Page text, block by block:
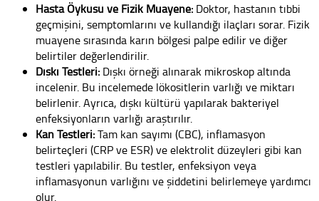
Hasta Öyküsü ve Fizik Muayene: Doktor, hastanın tıbbi
geçmişini, semptomlarını ve kullandığı ilaçları sorar. Fizik
muayene sırasında karın bölgesi palpe edilir ve diğer
belirtiler değerlendirilir.
Dışkı Testleri: Dışkı örneği alınarak mikroskop altında
incelenir. Bu incelemede lökositlerin varlığı ve miktarı
belirlenir. Ayrıca, dışkı kültürü yapılarak bakteriyel
enfeksiyonların varlığı araştırılır.
Kan Testleri:Tam kan sayımı (CBC), inflamasyon
belirteçleri (CRP ve ESR) ve elektrolit düzeyleri gibi kan
testleri yapılabilir. Bu testler, enfeksiyon veya
inflamasyonun varlığını ve şiddetini belirlemeye yardımcı
olur.